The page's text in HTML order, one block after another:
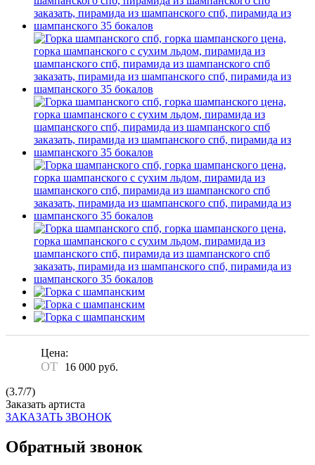
Цена:
ОТ 16 000 руб.
(3.7/7)
Заказать артиста
ЗАКАЗАТЬ ЗВОНОК
Обратный звонок